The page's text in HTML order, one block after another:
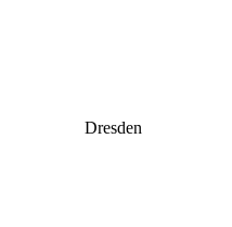
Dresden